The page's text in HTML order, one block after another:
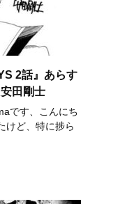
2話』あらす
田剛士
です、こんにち
けど、特に捗ら